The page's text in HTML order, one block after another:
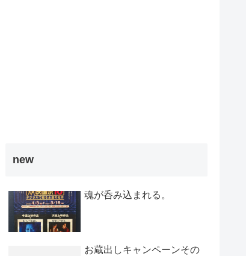
new
魂が呑み込まれる。
お蔵出しキャンペーンその